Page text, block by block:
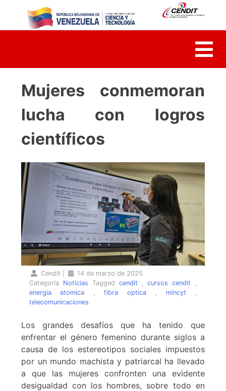
content
Mujeres conmemoran
lucha con logros
científicos
Cendit
14 de marzo de 2025
Categoría Noticias Tagged cendit ,cursos cendit
energia atomica ,fibra optica, mincyt
telecomunicaciones
Los grandes desafíos que ha tenido que
enfrentar el género femenino durante siglos a
causa de los estereotipos sociales impuestos
por un mundo machista y patriarcal ha llevado
a que las mujeres confronten una evidente
desigualdad con los hombres, sobre todo en